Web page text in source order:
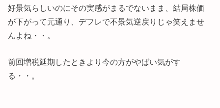
好景気らしいのにその実感がまるでないまま、結局株価
が下がって元通り、デフレで不景気逆戻りじゃ笑えませ
んよね・・。
前回増税延期したときより今の方がやばい気がす
る・・。